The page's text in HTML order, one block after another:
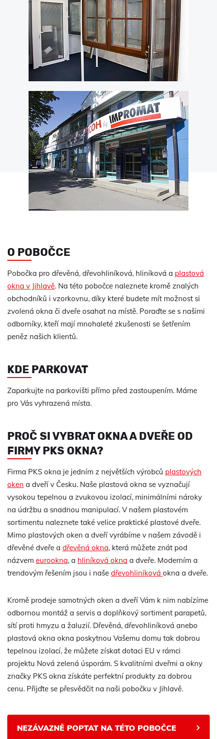
O POBOČCE
Pobočka pro dřevěná, dřevohliníková, hliníková a plastová
okna v Jihlavě. Na této pobočce naleznete kromě znalých
obchodníků i vzorkovnu, díky které budete mít možnost si
zvolená okna či dveře osahat na místě. Poraďte se s našimi
odborníky, kteří mají mnohaleté zkušenosti se šetřením
peněz našich klientů.
KDE PARKOVAT
Zaparkujte na parkovišti přímo před zastoupením. Máme
pro Vás vyhrazená místa.
PROČ SI VYBRAT OKNA A DVEŘE OD
FIRMY PKS OKNA?
Firma PKS okna je jedním z největších výrobců plastových
oken a dveří v Česku. Naše plastová okna se vyznačují
vysokou tepelnou a zvukovou izolací, minimálními nároky
na údržbu a snadnou manipulací. V našem plastovém
sortimentu naleznete také velice praktické plastové dveře.
Mimo plastových oken a dveří vyrábíme v našem závodě i
dřevěné dveře a dřevěná okna, která můžete znát pod
názvem eurookna, a hliníková okna a dveře. Moderním a
trendovým řešením jsou i naše dřevohliníková okna a dveře.
Kromě prodeje samotných oken a dveří Vám k nim nabízíme
odbornou montáž a servis a doplňkový sortiment parapetů,
sítí proti hmyzu a žaluzií. Dřevěná, dřevohliníková anebo
plastová okna okna poskytnou Vašemu domu tak dobrou
tepelnou izolací, že můžete získat dotaci EU v rámci
projektu Nová zelená úsporám. S kvalitními dveřmi a okny
značky PKS okna získáte perfektní produkty za dobrou
cenu. Přijďte se přesvědčit na naši pobočku v Jihlavě.
NEZÁVAZNĚ POPTAT NA TÉTO POBOČCE